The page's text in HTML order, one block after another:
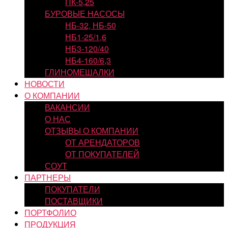
БУРОВЫЕ НАСОСЫ
НБ-32, НБ-50
НБ1-25/1,6
НБ3-120/40
НБ4-160/6,3
ГЛИНОМЕШАЛКИ
НОВОСТИ
О КОМПАНИИ
ВАКАНСИИ
О НАС
ОТЗЫВЫ О КОМПАНИИ
ОТ АРЕНДАТОРОВ
ОТ ПОКУПАТЕЛЕЙ
СОУТ
ПАРТНЕРЫ
ПОКУПАТЕЛИ
ПОСТАВЩИКИ
ПОРТФОЛИО
ПРОДУКЦИЯ